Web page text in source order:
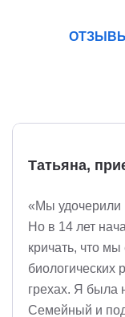
Татьяна,
«Мы удочерили
Но в 14 лет
кричать, что
биологических
грехах. Я была
Семейный и